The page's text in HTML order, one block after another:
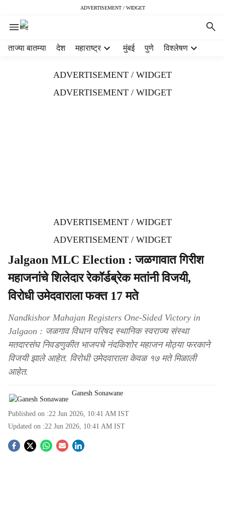
ADVERTISEMENT / WIDGET
ताज्या बातम्या देश महाराष्ट्र मुंबई पुणे विश्लेषण
ADVERTISEMENT / WIDGET
ADVERTISEMENT / WIDGET
ADVERTISEMENT / WIDGET
ADVERTISEMENT / WIDGET
Jalgaon MLC Election : जळगावात गिरीश
महाजनांचे शिलेदार रेकॉर्डब्रेक मतांनी विजयी,
विरोधी उमेदवाराला फक्त 17 मते
Nandkishor Mahajan Registers One-Sided Victory in
Jalgaon : जळगाव विधान परिषद स्थानिक स्वराज्य संस्था
मतदारसंघ निवडणुकीत भाजपचे नंदकिशोर महाजन मोठ्या फरकाने
विजयी झाले आहेत. विरोधी उमेदवाराला केवळ १७ मते मिळाली
आहेत.
Ganesh Sonawane
Published on :22 Jun 2026, 10:41 AM IST
Updated on :22 Jun 2026, 10:41 AM IST
S